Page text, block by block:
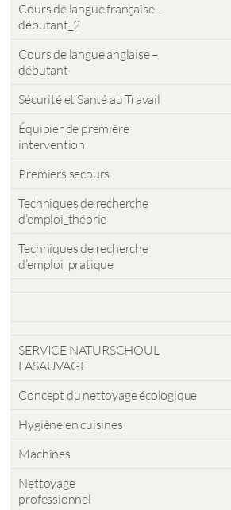
Cours de langue française –
débutant_2
Cours de langue anglaise –
débutant
Sécurité et Santé au Travail
Équipier de première
intervention
Premiers secours
Techniques de recherche
d’emploi_théorie
Techniques de recherche
d’emploi_pratique
SERVICE NATURSCHOUL
LASAUVAGE
Concept du nettoyage écologique
Hygiène en cuisines
Machines
Nettoyage
professionnel